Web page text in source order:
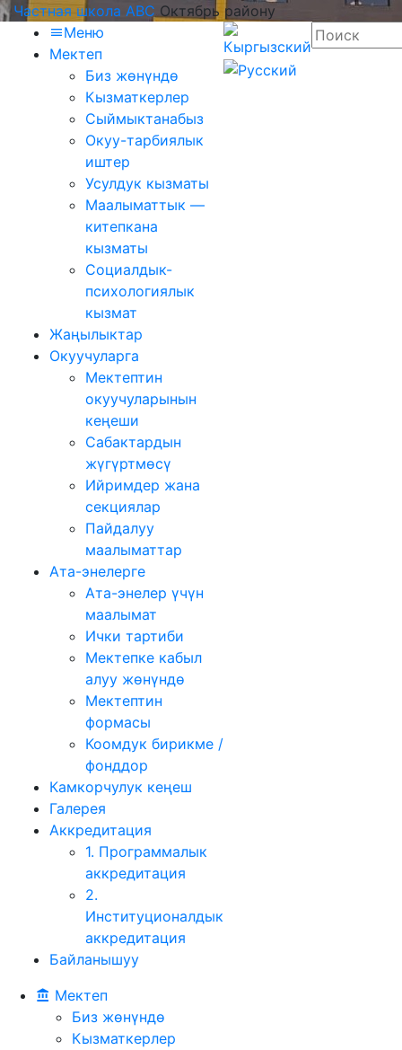
Частная школа ABC Октябрь району
Меню
Мектеп
Биз жөнүндө
Кызматкерлер
Сыймыктанабыз
Окуу-тарбиялык
иштер
Усулдук кызматы
Маалыматтык —
китепкана
кызматы
Социалдык-
психологиялык
кызмат
Жаңылыктар
Окуучуларга
Мектептин
окуучуларынын
кеңеши
Сабактардын
жүгүртмѳсү
Ийримдер жана
секциялар
Пайдалуу
маалыматтар
Ата-энелерге
Ата-энелер үчүн
маалымат
Ички тартиби
Мектепке кабыл
алуу жөнүндө
Мектептин
формасы
Коомдук бирикме /
фонддор
Камкорчулук кеңеш
Галерея
Аккредитация
1. Программалык
аккредитация
2.
Институционалдык
аккредитация
Байланышуу
Мектеп
Биз жөнүндө
Кызматкерлер